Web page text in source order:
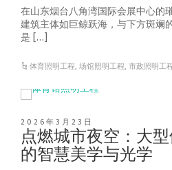
在山东烟台八角湾国际会展中心的
建筑主体如巨鲸跃海，与下方斑斓
是 […]
体育照明工程,场馆照明工程,市政照明工
2026年3月23日
点燃城市夜空：大
的智慧美学与光学